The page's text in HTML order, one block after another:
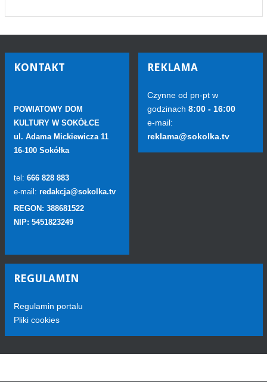
KONTAKT
POWIATOWY DOM
KULTURY W SOKÓŁCE
ul. Adama Mickiewicza 11
16-100 Sokółka
tel: 666 828 883
e-mail: redakcja@sokolka.tv
REGON: 388681522
NIP: 5451823249
REKLAMA
Czynne od pn-pt w
godzinach 8:00 - 16:00
e-mail:
reklama@sokolka.tv
REGULAMIN
Regulamin portalu
Pliki cookies